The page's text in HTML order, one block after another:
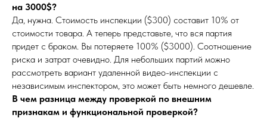
на 3000$?
Да, нужна. Стоимость инспекции ($300) составит 10% от
стоимости товара. А теперь представьте, что вся партия
придет с браком. Вы потеряете 100% ($3000). Соотношение
риска и затрат очевидно. Для небольших партий можно
рассмотреть вариант удаленной видео-инспекции с
независимым инспектором, это может быть немного дешевле.
В чем разница между проверкой по внешним
признакам и функциональной проверкой?